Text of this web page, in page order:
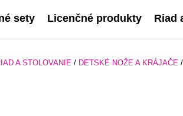
sety Licenčné produkty Riad
A STOLOVANIE / DETSKÉ NOŽE A KRÁJAČE /